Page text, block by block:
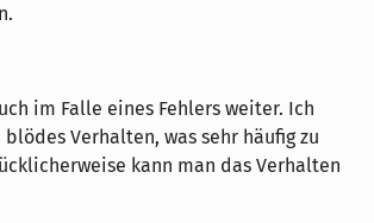
im Falle eines Fehlers weiter. Ich
Verhalten, was sehr häufig zu
kann man das Verhalten